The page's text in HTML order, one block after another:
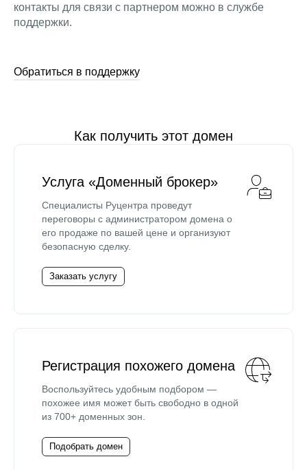
контакты для связи с партнером можно в службе
поддержки.
Обратиться в поддержку
Как получить этот домен
Услуга «Доменный брокер»
Специалисты Руцентра проведут
переговоры с администратором домена о
его продаже по вашей цене и организуют
безопасную сделку.
Заказать услугу
Регистрация похожего домена
Воспользуйтесь удобным подбором —
похожее имя может быть свободно в одной
из 700+ доменных зон.
Подобрать домен